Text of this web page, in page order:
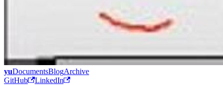
yuDocumentsBlogArchive
GitHub
LinkedIn